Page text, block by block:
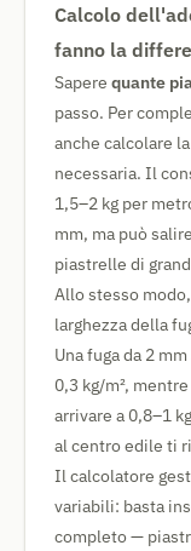
Calcolo
fanno la
Sapere quante
passo. Per
anche calcolare
necessaria. Il
1,5–2 kg per
mm, ma può
piastrelle di
Allo stesso
larghezza della
Una fuga da 2
0,3 kg/m²,
arrivare a 0,8–1
al centro edile ti
Il calcolatore
variabili: basta
completo —